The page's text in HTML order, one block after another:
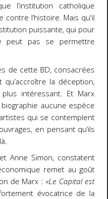
l’institution catholique
contre l’histoire. Mais qu'il
puissante, qui pour
peut pas se permettre
de cette BD, consacrées
qu’accroître la déception,
intéressant. Et Marx
aucune espèce
qui se contemplent
en pensant qu’ils
Anne Simon, constatent
remet au goût
de Marx :«Le Capital est
évocatrice de la